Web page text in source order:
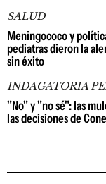
SALUD
Meningococo y
pediatras dieron la
sin éxito
INDAGATORIA
"No" y "no sé": las
las decisiones de